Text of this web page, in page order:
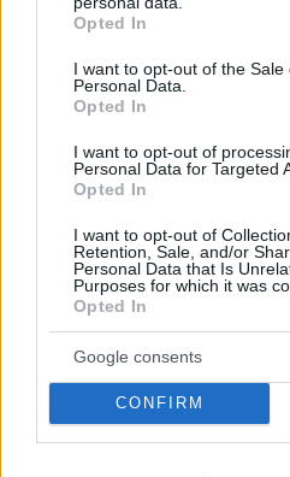
grant or deny consent to Google
use your data for below
consent section.
Opted In
I want to opt-out of the Sale
Personal Data.
Opted In
I want to opt-out of
Personal Data for Targeted
Opted In
I want to opt-out of
Retention, Sale, and/or
Personal Data that Is
Purposes for which it was
Opted In
Google consents
CONFIRM